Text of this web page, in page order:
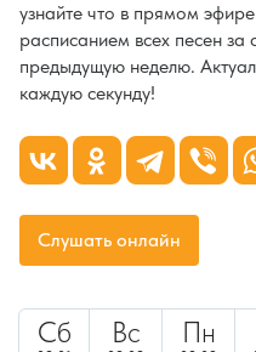
узнайте что в прямом эфире
расписанием всех песен за
предыдущую неделю.
каждую секунду!
Слушать онлайн
Сб Вс Пн